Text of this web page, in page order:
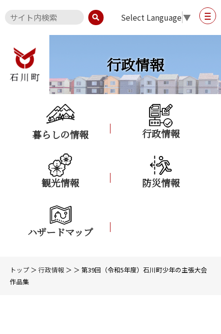
Select Language▼
行政情報
暮らしの情報 行政情報
観光情報 防災情報
ハザードマップ
トップ ＞ 行政情報 ＞ ＞ 第39回（令和5年度）石川町少年の主張大会
作品集